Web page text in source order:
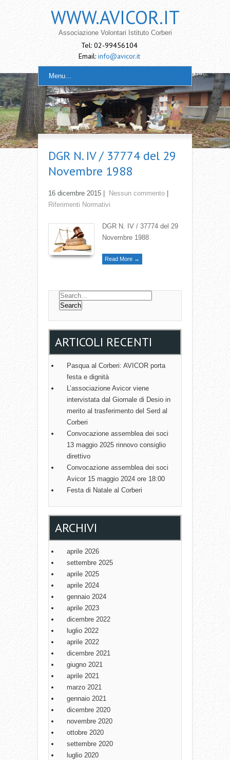
WWW.AVICOR.IT
Associazione Volontari Istituto Corberi
Tel: 02-99456104
Email: info@avicor.it
Menu...
DGR N. IV / 37774 del 29
Novembre 1988
16 dicembre 2015 Nessun commento
Riferimenti Normativi
DGR N. IV / 37774 del 29
Novembre 1988
Read More →
ARTICOLI RECENTI
Pasqua al Corberi: AVICOR porta
festa e dignità
L’associazione Avicor viene
intervistata dal Giornale di Desio in
merito al trasferimento del Serd al
Corberi
Convocazione assemblea dei soci
13 maggio 2025 rinnovo consiglio
direttivo
Convocazione assemblea dei soci
Avicor 15 maggio 2024 ore 18:00
Festa di Natale al Corberi
ARCHIVI
aprile 2026
settembre 2025
aprile 2025
aprile 2024
gennaio 2024
aprile 2023
dicembre 2022
luglio 2022
aprile 2022
dicembre 2021
giugno 2021
aprile 2021
marzo 2021
gennaio 2021
dicembre 2020
novembre 2020
ottobre 2020
settembre 2020
luglio 2020